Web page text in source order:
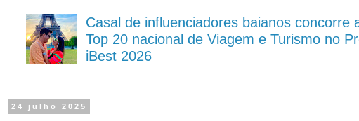
Casal de influenciadores baianos concorre
Top 20 nacional de Viagem e Turismo no
iBest 2026
24 julho 2025